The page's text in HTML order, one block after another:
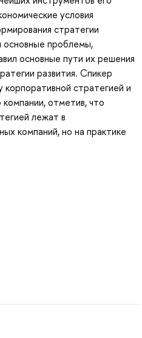
условия
стратегии
основные проблемы,
основные пути их решения
развития. Спикер
стратегией и
отметив, что
лежат в
компаний, но на практике